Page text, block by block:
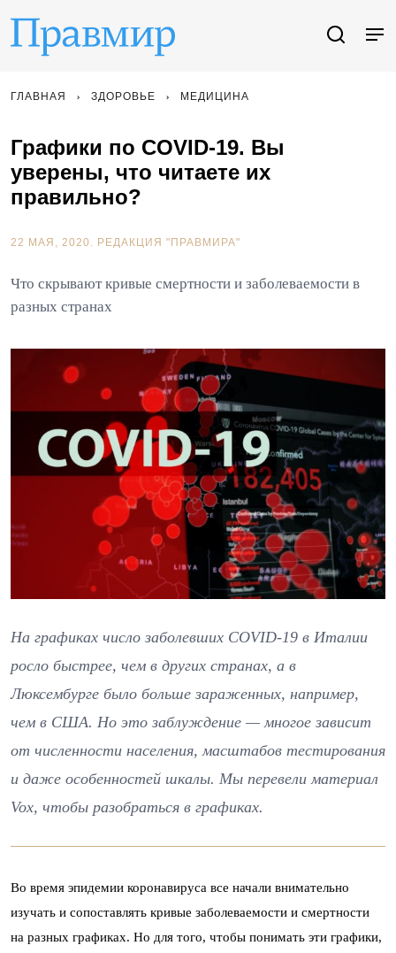
ГЛАВНАЯ ЗДОРОВЬЕ МЕДИЦИНА
Графики по COVID-19. Вы
уверены, что читаете их
правильно?
22 МАЯ, 2020. РЕДАКЦИЯ "ПРАВМИРА"
Что скрывают кривые смертности и заболеваемости в
разных странах
На графиках число заболевших COVID-19 в Италии
росло быстрее, чем в других странах, а в
Люксембурге было больше зараженных, например,
чем в США. Но это заблуждение — многое зависит
от численности населения, масштабов тестирования
и даже особенностей шкалы. Мы перевели материал
Vox, чтобы разобраться в графиках.
Во время эпидемии коронавируса все начали внимательно
изучать и сопоставлять кривые заболеваемости и смертности
на разных графиках. Но для того, чтобы понимать эти графики,